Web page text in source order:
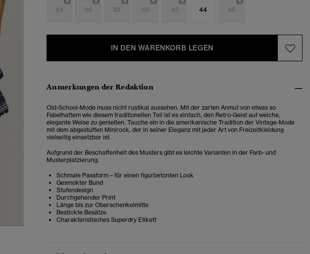
34 36 38 40 42 44 46
IN DEN WARENKORB LEGEN
Anmerkungen der Redaktion
Old-School-Mode muss nicht rustikal aussehen. Mit der zarten Anmut von etwas so
Fabelhaftem wie diesem traditionellen Teil ist es einfach, den Retro-Geist auf weiche,
elegante Weise zu genießen. Tauche ein in die amerikanische Tradition der Vintage-Mode
mit dem abgestuften Minirock, der in seiner Eleganz mit jeder Art von Freizeitkleidung
vielseitig einsetzbar ist.
Aufgrund der Beschaffenheit des Musters gibt es leichte Varianten in der Farb- und
Musterplatzierung.
Schmale Passform – für einen figurbetonten Look
Gesmokter Bund
Stufendesign
Durchgehender Print
Länge bis zur Oberschenkelmitte
Bestickte Besätze
Charakteristisches Superdry Etikett